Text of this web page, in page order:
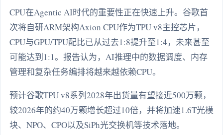
CPU在Agentic AI时代的重要性正在快速上升。谷歌首
次将自研ARM架构Axion CPU作为TPU v8主控芯片，
CPU与GPU/TPU配比已从过去1:8提升至1:4，未来甚至
可能达到1:1。报告认为，AI推理中的数据调度、内存
管理和复杂任务编排将越来越依赖CPU。
预计谷歌TPU v8系列2028年出货量有望接近500万颗，
较2026年的约40万颗增长超过10倍，并将加速1.6T光模
块、NPO、CPO以及SiPh光交换机等技术落地。